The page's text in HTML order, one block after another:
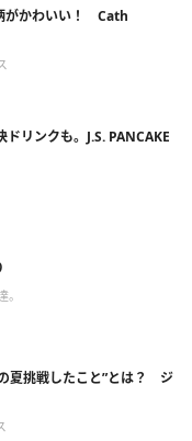
がかわいい！ Cath
リンクも。J.S. PANCAKE
夏挑戦したこと”とは？ ジ